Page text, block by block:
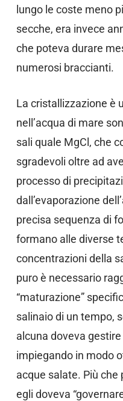
lungo le coste meno
secche, era invece
che poteva durare
numerosi braccianti.
La cristallizzazione è
nell’acqua di mare
sali quale MgCl, che
sgradevoli oltre ad
processo di
dall’evaporazione
precisa sequenza di
formano alle diverse
concentrazioni della
puro è necessario
“maturazione”
salinaio di un tempo,
alcuna doveva
impiegando in modo
acque salate. Più che
egli doveva